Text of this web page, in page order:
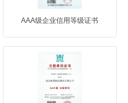
AAA级企业信用等级证书